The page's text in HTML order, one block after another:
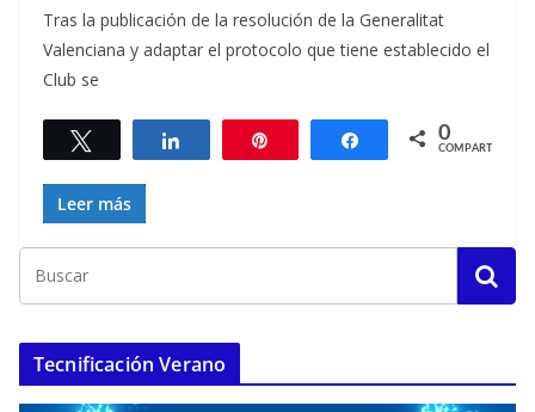
Tras la publicación de la resolución de la Generalitat
Valenciana y adaptar el protocolo que tiene establecido el
Club se
Twittear Compartir Compartir
0
COMPARTIR
Leer más
Tecnificación Verano